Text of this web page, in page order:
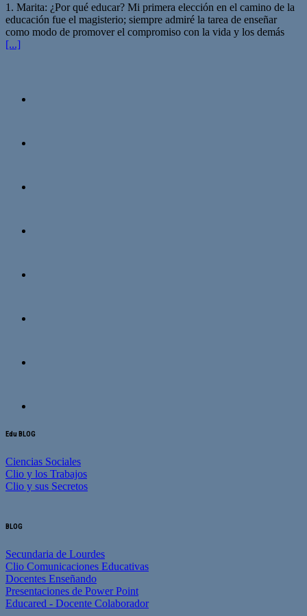
1. Marita: ¿Por qué educar? Mi primera elección en el camino de la
educación fue el magisterio; siempre admiré la tarea de enseñar
como modo de promover el compromiso con la vida y los demás
[...]
Edu BLOG
Ciencias Sociales
Clio y los Trabajos
Clio y sus Secretos
BLOG
Secundaria de Lourdes
Clio Comunicaciones Educativas
Docentes Enseñando
Presentaciones de Power Point
Educared - Docente Colaborador